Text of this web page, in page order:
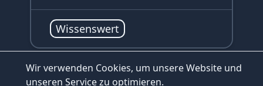
Wir verwenden Cookies, um unsere Website und
unseren Service zu optimieren.
Wissenswert